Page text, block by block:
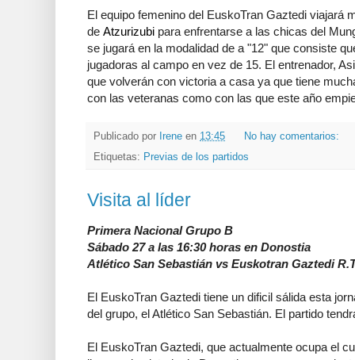
El equipo femenino del EuskoTran Gaztedi viajará
de Atzurizubi para enfrentarse a las chicas del
se jugará en la modalidad de a "12" que consiste
jugadoras al campo en vez de 15. El entrenador,
que volverán con victoria a casa ya que tiene
con las veteranas como con las que este año
Publicado por Irene en 13:45
No hay comentarios:
Etiquetas: Previas de los partidos
Visita al líder
Primera Nacional Grupo B
Sábado 27 a las 16:30 horas en Donostia
Atlético San Sebastián vs Euskotran Gaztedi
El EuskoTran Gaztedi tiene un dificil sálida esta
del grupo, el Atlético San Sebastián. El partido
El EuskoTran Gaztedi, que actualmente ocupa el